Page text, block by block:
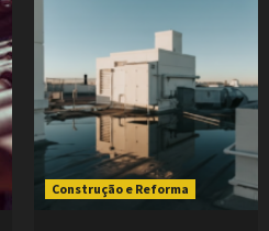
Construção e Reforma